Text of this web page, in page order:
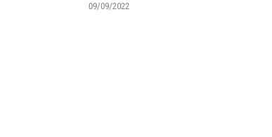
09/09/2022